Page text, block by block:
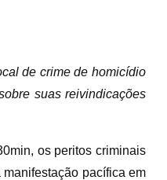
de crime de homicídio
suas reivindicações
os peritos criminais
pacífica em